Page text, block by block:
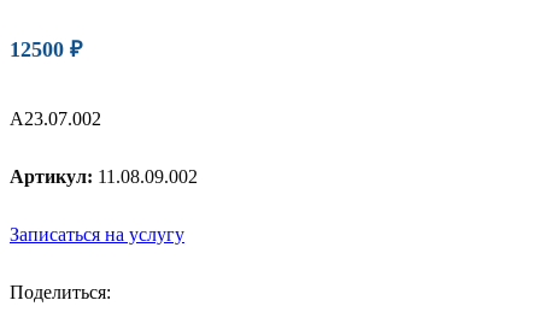
12500 ₽
А23.07.002
Артикул: 11.08.09.002
Записаться на услугу
Поделиться: